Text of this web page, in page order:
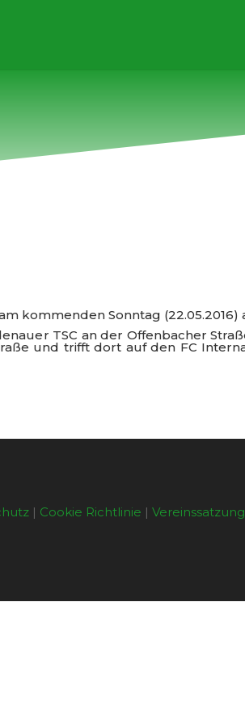
kommenden Sonntag (22.05.2016)
TSC an der Offenbacher
und trifft dort auf den FC
| Cookie Richtlinie |Vereinssatzung